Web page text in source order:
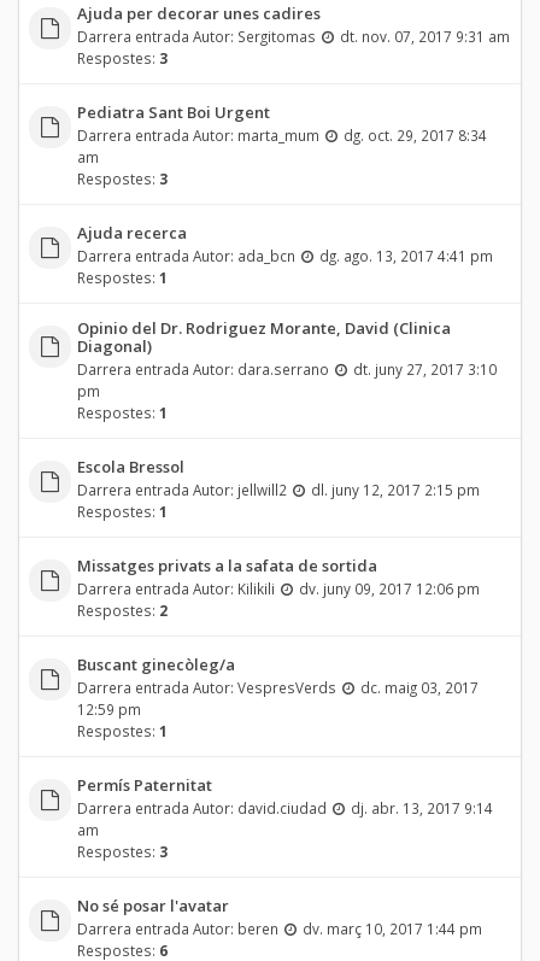
Ajuda per decorar unes cadires
Darrera entrada Autor: Sergitomas
dt. nov. 07, 2017 9:31 am
Respostes: 3
Pediatra Sant Boi Urgent
Darrera entrada Autor: marta_mum
dg. oct. 29, 2017 8:34
am
Respostes: 3
Ajuda recerca
Darrera entrada Autor: ada_bcn
dg. ago. 13, 2017 4:41 pm
Respostes: 1
Opinio del Dr. Rodriguez Morante, David (Clinica
Diagonal)
Darrera entrada Autor: dara.serrano
dt. juny 27, 2017 3:10
pm
Respostes: 1
Escola Bressol
Darrera entrada Autor: jellwill2
dl. juny 12, 2017 2:15 pm
Respostes: 1
Missatges privats a la safata de sortida
Darrera entrada Autor: Kilikili
dv. juny 09, 2017 12:06 pm
Respostes: 2
Buscant ginecòleg/a
Darrera entrada Autor: VespresVerds
dc. maig 03, 2017
12:59 pm
Respostes: 1
Permís Paternitat
Darrera entrada Autor: david.ciudad
dj. abr. 13, 2017 9:14
am
Respostes: 3
No sé posar l'avatar
Darrera entrada Autor: beren
dv. març 10, 2017 1:44 pm
Respostes: 6